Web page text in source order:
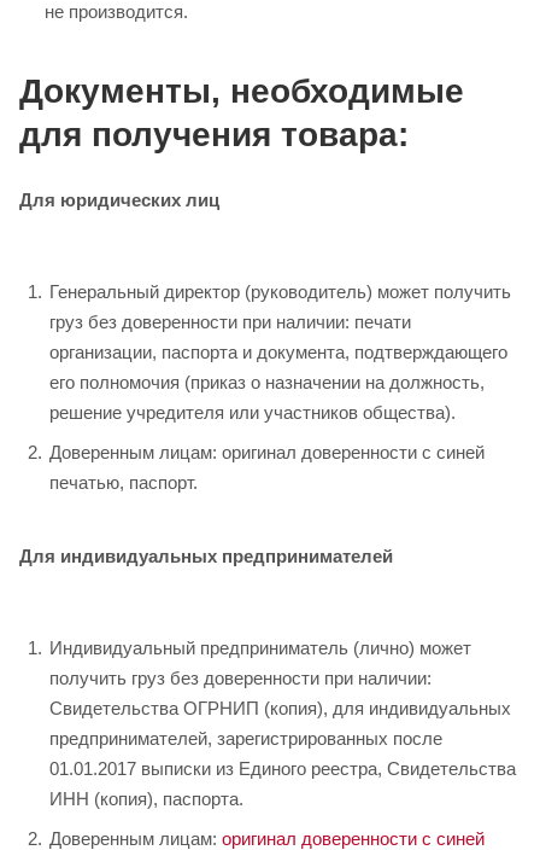
не производится.
Документы, необходимые
для получения товара:
Для юридических лиц
Генеральный директор (руководитель) может получить
груз без доверенности при наличии: печати
организации, паспорта и документа, подтверждающего
его полномочия (приказ о назначении на должность,
решение учредителя или участников общества).
Доверенным лицам: оригинал доверенности с синей
печатью, паспорт.
Для индивидуальных предпринимателей
Индивидуальный предприниматель (лично) может
получить груз без доверенности при наличии:
Свидетельства ОГРНИП (копия), для индивидуальных
предпринимателей, зарегистрированных после
01.01.2017 выписки из Единого реестра, Свидетельства
ИНН (копия), паспорта.
Доверенным лицам: оригинал доверенности с синей